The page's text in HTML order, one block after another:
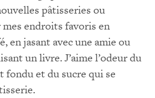
pâtisseries ou
endroits favoris en
en jasant avec une amie ou
un livre. J’aime l’odeur du
fondu et du sucre qui se